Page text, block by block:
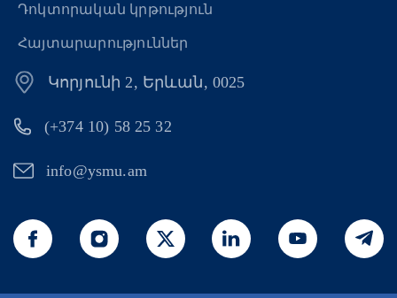
Դոկտորական կրթություն
Հայտարարություններ
Կորյունի 2, Երևան, 0025
(+374 10) 58 25 32
info@ysmu.am